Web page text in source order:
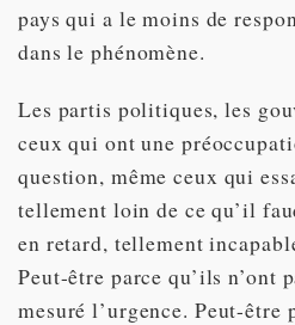
pays qui a le moins de
dans le phénomène.
Les partis politiques, les
ceux qui ont une
question, même ceux qui
tellement loin de ce qu’il
en retard, tellement
Peut-être parce qu’ils n’ont
mesuré l’urgence. Peut-être